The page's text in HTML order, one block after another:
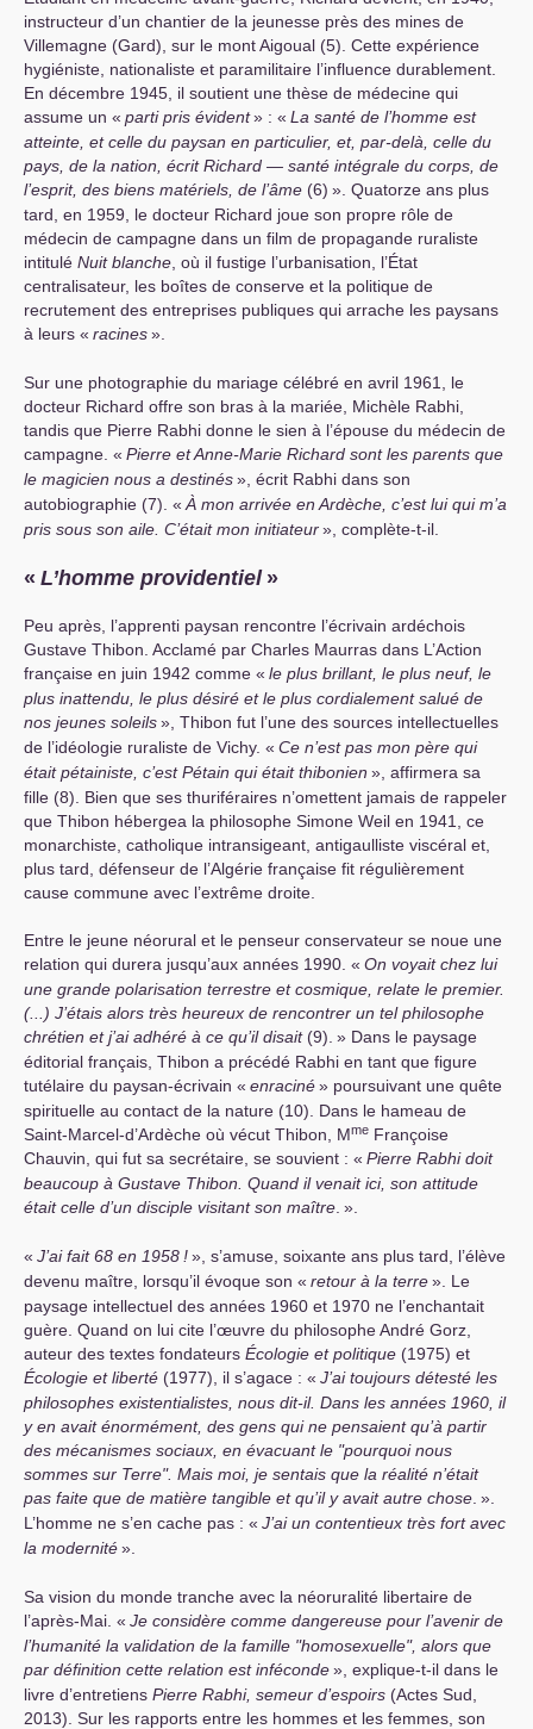
instructeur d’un chantier de la jeunesse près des mines de
Villemagne (Gard), sur le mont Aigoual (5). Cette expérience
hygiéniste, nationaliste et paramilitaire l’influence durablement.
En décembre 1945, il soutient une thèse de médecine qui
assume un « parti pris évident» : « La santé de l’homme est
atteinte, et celle du paysan en particulier, et, par-delà, celle du
pays, de la nation, écrit Richard — santé intégrale du corps, de
l’esprit, des biens matériels, de l’âme (6) ». Quatorze ans plus
tard, en 1959, le docteur Richard joue son propre rôle de
médecin de campagne dans un film de propagande ruraliste
intitulé Nuit blanche , où il fustige l’urbanisation, l’État
centralisateur, les boîtes de conserve et la politique de
recrutement des entreprises publiques qui arrache les paysans
à leurs « racines».
Sur une photographie du mariage célébré en avril 1961, le
docteur Richard offre son bras à la mariée, Michèle Rabhi,
tandis que Pierre Rabhi donne le sien à l’épouse du médecin de
campagne. « Pierre et Anne-Marie Richard sont les parents que
le magicien nous a destinés», écrit Rabhi dans son
autobiographie (7). « À mon arrivée en Ardèche, c’est lui qui m’a
pris sous son aile. C’était mon initiateur», complète-t-il.
« L’homme providentiel »
Peu après, l’apprenti paysan rencontre l’écrivain ardéchois
Gustave Thibon. Acclamé par Charles Maurras dans L’Action
française en juin 1942 comme « le plus brillant, le plus neuf, le
plus inattendu, le plus désiré et le plus cordialement salué de
nos jeunes soleils», Thibon fut l’une des sources intellectuelles
de l’idéologie ruraliste de Vichy. « Ce n’est pas mon père qui
était pétainiste, c’est Pétain qui était thibonien », affirmera sa
fille (8). Bien que ses thuriféraires n’omettent jamais de rappeler
que Thibon hébergea la philosophe Simone Weil en 1941, ce
monarchiste, catholique intransigeant, antigaulliste viscéral et,
plus tard, défenseur de l’Algérie française fit régulièrement
cause commune avec l’extrême droite.
Entre le jeune néorural et le penseur conservateur se noue une
relation qui durera jusqu’aux années 1990. « On voyait chez lui
une grande polarisation terrestre et cosmique, relate le premier.
(...) J’étais alors très heureux de rencontrer un tel philosophe
chrétien et j’ai adhéré à ce qu’il disait(9). » Dans le paysage
éditorial français, Thibon a précédé Rabhi en tant que figure
tutélaire du paysan-écrivain « enraciné» poursuivant une quête
spirituelle au contact de la nature (10). Dans le hameau de
Saint-Marcel-d’Ardèche où vécut Thibon, Mme Françoise
Chauvin, qui fut sa secrétaire, se souvient : « Pierre Rabhi doit
beaucoup à Gustave Thibon. Quand il venait ici, son attitude
était celle d’un disciple visitant son maître ».
« J’ai fait 68 en 1958 !», s’amuse, soixante ans plus tard, l’élève
devenu maître, lorsqu’il évoque son « retour à la terre». Le
paysage intellectuel des années 1960 et 1970 ne l’enchantait
guère. Quand on lui cite l’œuvre du philosophe André Gorz,
auteur des textes fondateurs Écologie et politique (1975) et
Écologie et liberté (1977), il s’agace : « J’ai toujours détesté les
philosophes existentialistes, nous dit-il. Dans les années 1960, il
y en avait énormément, des gens qui ne pensaient qu’à partir
des mécanismes sociaux, en évacuant le "pourquoi nous
sommes sur Terre". Mais moi, je sentais que la réalité n’était
pas faite que de matière tangible et qu’il y avait autre chose ».
L’homme ne s’en cache pas : « J’ai un contentieux très fort avec
la modernité».
Sa vision du monde tranche avec la néoruralité libertaire de
l’après-Mai. « Je considère comme dangereuse pour l’avenir de
l’humanité la validation de la famille "homosexuelle", alors que
par définition cette relation est inféconde», explique-t-il dans le
livre d’entretiens Pierre Rabhi, semeur d’espoirs (Actes Sud,
2013). Sur les rapports entre les hommes et les femmes, son